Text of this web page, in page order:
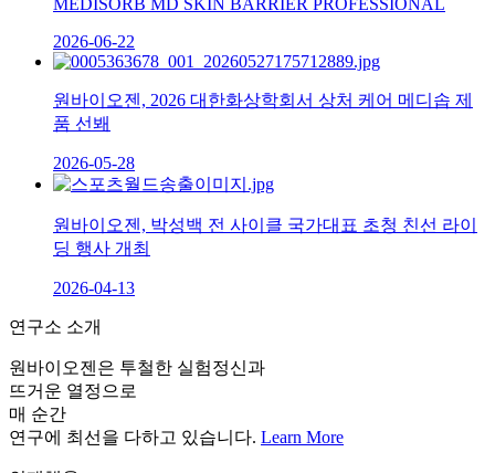
2026-06-22
원바이오젠, 2026 대한화상학회서 상처 케어 메디솝 제
품 선봬
2026-05-28
원바이오젠, 박성백 전 사이클 국가대표 초청 친선 라이
딩 행사 개최
2026-04-13
연구소 소개
원바이오젠은 투철한 실험정신과
뜨거운 열정으로
매 순간
연구에 최선을 다하고 있습니다. Learn More